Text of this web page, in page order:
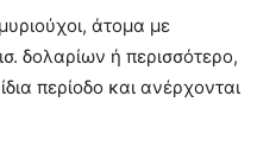
άτομα με
δολαρίων ή περισσότερο,
περίοδο και ανέρχονται